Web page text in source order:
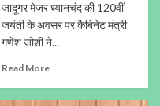
जादूगर मेजर ध्यानचंद की 120वीं
जयंती के अवसर पर कैबिनेट मंत्री
गणेश जोशी ने...
Read More